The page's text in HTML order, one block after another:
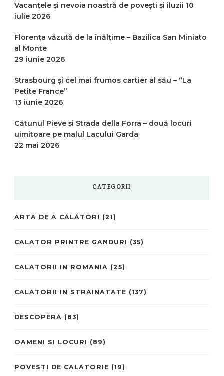
Vacanțele și nevoia noastră de povești și iluzii 10
iulie 2026
Florența văzută de la înălțime – Bazilica San Miniato
al Monte
29 iunie 2026
Strasbourg și cel mai frumos cartier al său – “La
Petite France”
13 iunie 2026
Cătunul Pieve și Strada della Forra – două locuri
uimitoare pe malul Lacului Garda
22 mai 2026
CATEGORII
ARTA DE A CĂLĂTORI (21)
CALATOR PRINTRE GANDURI (35)
CALATORII IN ROMANIA (25)
CALATORII IN STRAINATATE (137)
DESCOPERĂ (83)
OAMENI SI LOCURI (89)
POVESTI DE CALATORIE (19)